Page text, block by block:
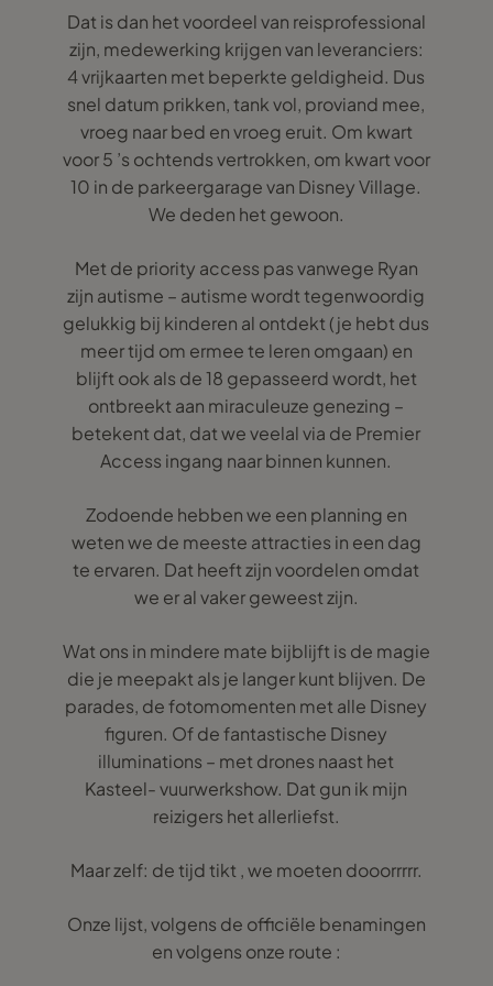
Dat is dan het voordeel van reisprofessional
zijn, medewerking krijgen van leveranciers:
4 vrijkaarten met beperkte geldigheid. Dus
snel datum prikken, tank vol, proviand mee,
vroeg naar bed en vroeg eruit. Om kwart
voor 5 ’s ochtends vertrokken, om kwart voor
10 in de parkeergarage van Disney Village.
We deden het gewoon.
Met de priority access pas vanwege Ryan
zijn autisme – autisme wordt tegenwoordig
gelukkig bij kinderen al ontdekt (je hebt dus
meer tijd om ermee te leren omgaan) en
blijft ook als de 18 gepasseerd wordt, het
ontbreekt aan miraculeuze genezing –
betekent dat, dat we veelal via de Premier
Access ingang naar binnen kunnen.
Zodoende hebben we een planning en
weten we de meeste attracties in een dag
te ervaren. Dat heeft zijn voordelen omdat
we er al vaker geweest zijn.
Wat ons in mindere mate bijblijft is de magie
die je meepakt als je langer kunt blijven. De
parades, de fotomomenten met alle Disney
figuren. Of de fantastische Disney
illuminations – met drones naast het
Kasteel- vuurwerkshow. Dat gun ik mijn
reizigers het allerliefst.
Maar zelf: de tijd tikt , we moeten dooorrrrr.
Onze lijst, volgens de officiële benamingen
en volgens onze route :